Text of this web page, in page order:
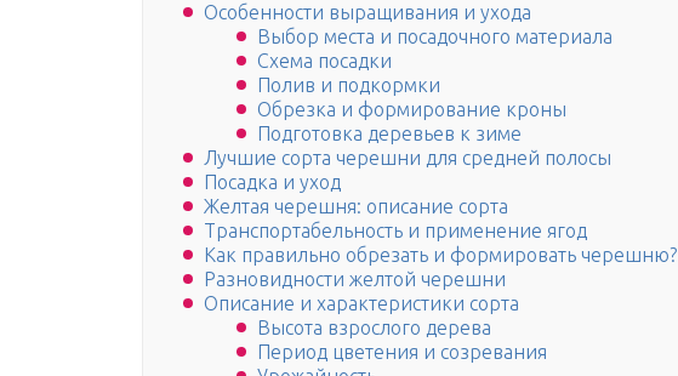
Особенности выращивания и ухода
Выбор места и посадочного материала
Схема посадки
Полив и подкормки
Обрезка и формирование кроны
Подготовка деревьев к зиме
Лучшие сорта черешни для средней полосы
Посадка и уход
Желтая черешня: описание сорта
Транспортабельность и применение ягод
Как правильно обрезать и формировать черешню?
Разновидности желтой черешни
Описание и характеристики сорта
Высота взрослого дерева
Период цветения и созревания